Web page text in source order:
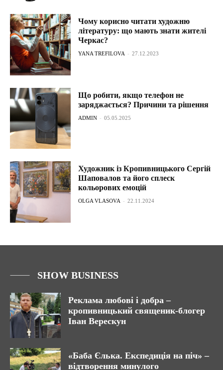
Чому корисно читати художню
літературу: що мають знати жителі
Черкас?
YANA TREFILOVA - 27.12.2023
Що робити, якщо телефон не
заряджається? Причини та рішення
ADMIN - 05.05.2025
Художник із Кропивницького Сергій
Шаповалов та його сплеск
кольорових емоцій
OLGA VLASOVA - 22.11.2024
SHOW BUSINESS
Реклама любові і добра –
кропивницький священик-блогер
Іван Верескун
«Баба Єлька. Експедиція на піч» –
відтворення минулого